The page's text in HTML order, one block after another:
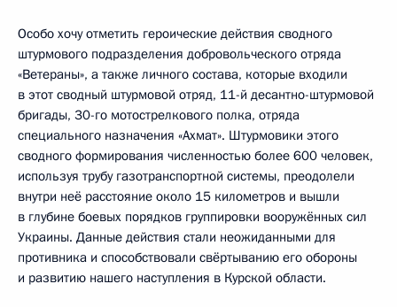
Особо хочу отметить героические действия сводного
штурмового подразделения добровольческого отряда
«Ветераны», а также личного состава, которые входили
в этот сводный штурмовой отряд, 11-й десантно-штурмовой
бригады, 30-го мотострелкового полка, отряда
специального назначения «Ахмат». Штурмовики этого
сводного формирования численностью более 600 человек,
используя трубу газотранспортной системы, преодолели
внутри неё расстояние около 15 километров и вышли
в глубине боевых порядков группировки вооружённых сил
Украины. Данные действия стали неожиданными для
противника и способствовали свёртыванию его обороны
и развитию нашего наступления в Курской области.